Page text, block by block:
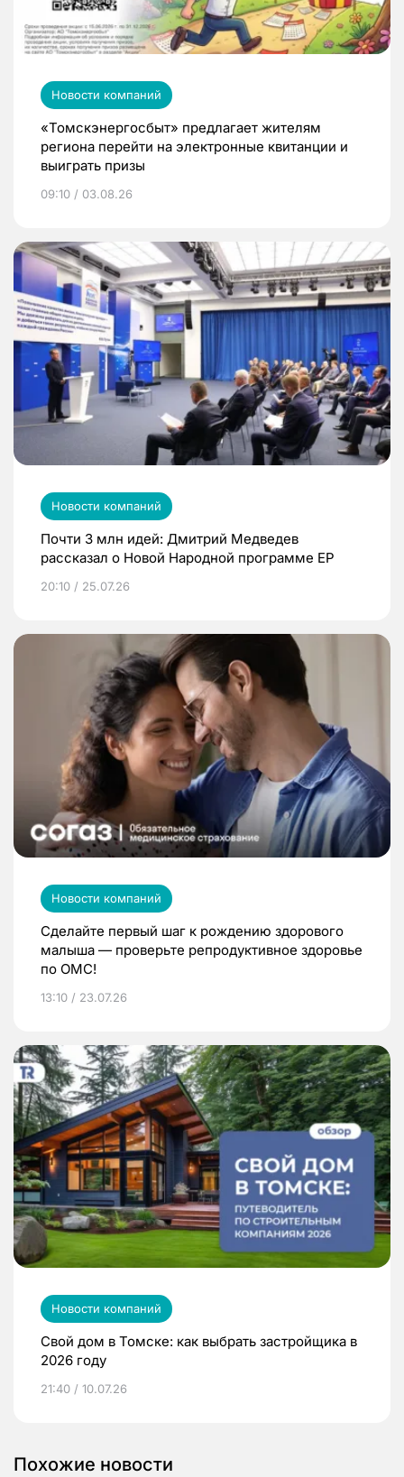
Новости компаний
«Томскэнергосбыт» предлагает жителям
региона перейти на электронные квитанции и
выиграть призы
09:10 / 03.08.26
Новости компаний
Почти 3 млн идей: Дмитрий Медведев
рассказал о Новой Народной программе ЕР
20:10 / 25.07.26
Новости компаний
Сделайте первый шаг к рождению здорового
малыша — проверьте репродуктивное здоровье
по ОМС!
13:10 / 23.07.26
Новости компаний
Свой дом в Томске: как выбрать застройщика в
2026 году
21:40 / 10.07.26
Похожие новости